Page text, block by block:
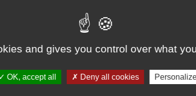
and gives you control over what
OK, accept all Deny all cookies
MP ou SFE(A) MP
ou l'extension de privilèges d'une
d'une autorisation d'examinateur